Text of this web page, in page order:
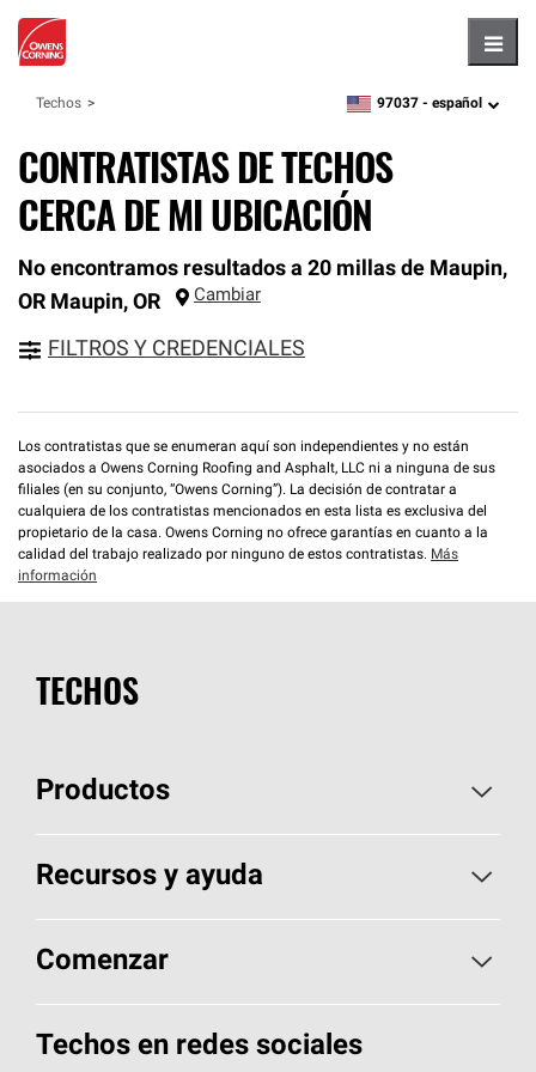
Techos zipcode,language
97037 - español
CONTRATISTAS DE TECHOS
CERCA DE MI UBICACIÓN
No encontramos resultados a 20 millas de Maupin,
OR Maupin, OR Cambiar
FILTROS Y CREDENCIALES
Los contratistas que se enumeran aquí son independientes y no están
asociados a Owens Corning Roofing and Asphalt, LLC ni a ninguna de sus
filiales (en su conjunto, “Owens Corning”). La decisión de contratar a
cualquiera de los contratistas mencionados en esta lista es exclusiva del
propietario de la casa. Owens Corning no ofrece garantías en cuanto a la
calidad del trabajo realizado por ninguno de estos contratistas. Más
información
TECHOS
Productos
Elija sus tejas
Encuentre un contratista
Componentes para techos
Recursos y ayuda
Aspectos básicos sobre techos
Herramientas de diseño y color
Comenzar
Llame al 1-800-GET-PINK®
Techos en redes sociales